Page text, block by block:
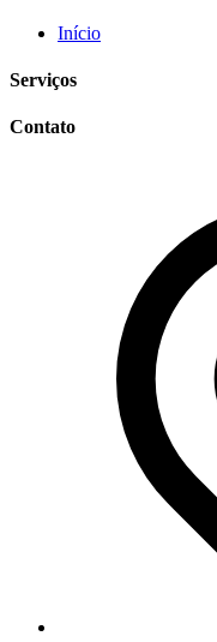
Início
Serviços
Contato